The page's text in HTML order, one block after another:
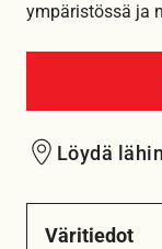
ympäristössä ja
Löydä
Väritiedot